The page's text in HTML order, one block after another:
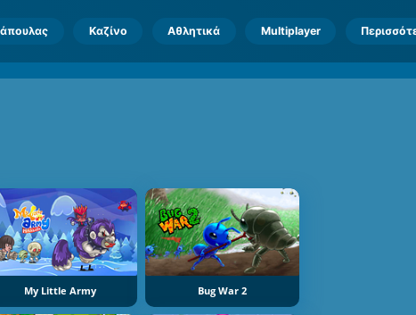
Καζίνο Αθλητικά Multiplayer
My Little Army Bug War 2